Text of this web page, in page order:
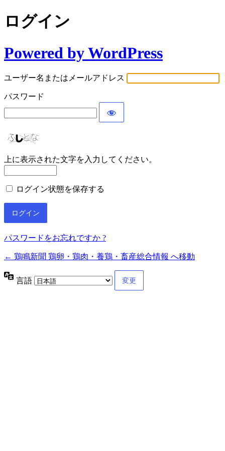
ログイン
Powered by WordPress
ユーザー名またはメールアドレス
パスワード
上に表示された文字を入力してください。
ログイン状態を保存する
パスワードをお忘れですか ?
← 鶏鳴新聞 鶏卵・鶏肉・養鶏・畜産総合情報 へ移動
言語